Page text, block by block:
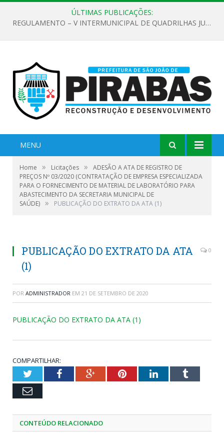
ÚLTIMAS PUBLICAÇÕES:
REGULAMENTO – V INTERMUNICIPAL DE QUADRILHAS JUNINAS 2026
MENU
Home » Licitações »
ADESÃO A ATA DE REGISTRO DE
PREÇOS Nº 03/2020 (CONTRATAÇÃO DE EMPRESA ESPECIALIZADA
PARA O FORNECIMENTO DE MATERIAL DE LABORATÓRIO PARA
ABASTECIMENTO DA SECRETARIA MUNICIPAL DE
SAÚDE) » PUBLICAÇÃO DO EXTRATO DA ATA (1)
PUBLICAÇÃO DO EXTRATO DA ATA
(1)
0
POR ADMINISTRADOR EM 21 DE SETEMBRO DE 2020
PUBLICAÇÃO DO EXTRATO DA ATA (1)
COMPARTILHAR:
TwitterFacebookGoogle+PinterestLinkedInTumblr
Email
CONTEÚDO RELACIONADO